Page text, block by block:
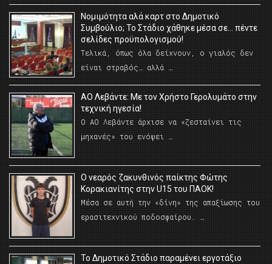
Νομιμότητα αλά καρτ στο Δημοτικό
Συμβούλιο; Το Στάδιο χάθηκε μέσα σε… πέντε
σελίδες προϋπολογισμού!
Τελικά, όπως όλα δείχνουν, ο γιαλός δεν
είναι στραβός… αλλά …
ΑΟ Λεβάντε: Με τον Χρήστο Γερολυμάτο στην
τεχνική ηγεσία!
Ο ΑΟ Λεβάντε άρχισε να «ζεσταίνει τις
μηχανές» του ενόψει …
O νεαρός ζακυνθινός παίκτης Φώτης
Κορακιανίτης στην U15 του ΠΑΟΚ!
Μέσα σε αυτή την «δίνη» της απαξίωσης του
ερασιτεχνικού ποδοσφαίρου. …
Το Δημοτικό Στάδιο παραμένει εργοτάξιο